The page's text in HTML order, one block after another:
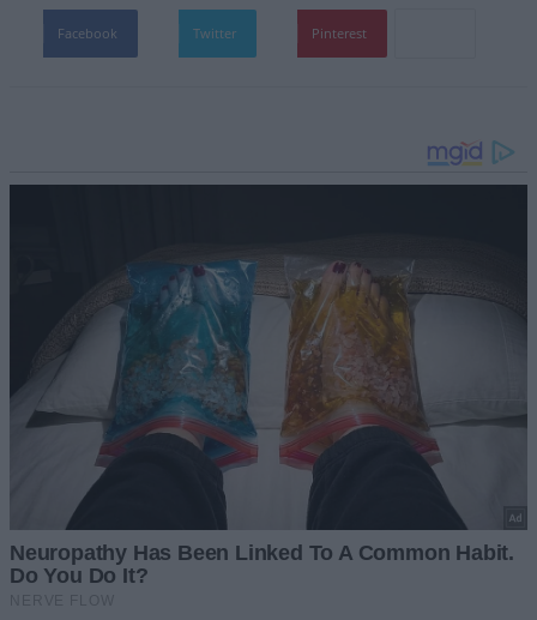
Facebook Twitter Pinterest